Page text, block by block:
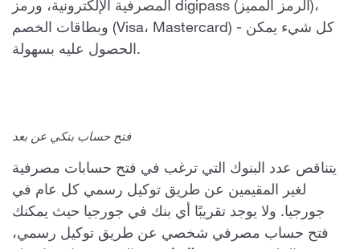
المصرفية الإلكترونية، ورمز digipass (الرمز المميز)،
وبطاقات الخصم (Visa، Mastercard) - كل شيء يمكن
الحصول عليه بسهولة.
فتح حساب بنكي عن بعد
يتناقص عدد البنوك التي ترغب في فتح حسابات مصرفية
لغير المقيمين عن طريق توكيل رسمي كل عام في
جورجيا. ولا يوجد تقريبًا أي بنك في جورجيا حيث يمكنك
فتح حساب مصرفي شخصي عن طريق توكيل رسمي،